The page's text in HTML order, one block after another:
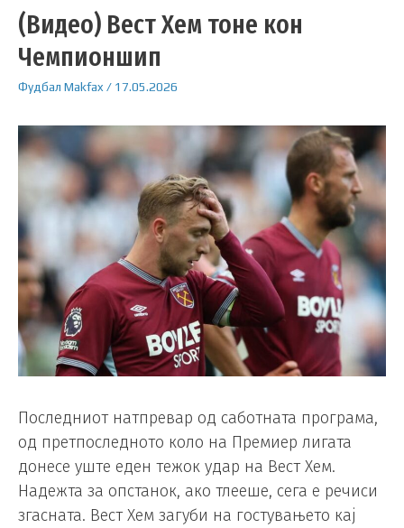
(Видео) Вест Хем тоне кон
Чемпионшип
Фудбал Makfax/ 17.05.2026
Последниот натпревар од саботната програма,
од претпоследното коло на Премиер лигата
донесе уште еден тежок удар на Вест Хем.
Надежта за опстанок, ако тлееше, сега е речиси
згасната. Вест Хем загуби на гостувањето кај